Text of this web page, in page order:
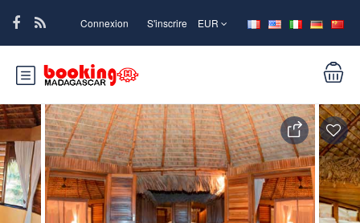
Connexion S'inscrire EUR